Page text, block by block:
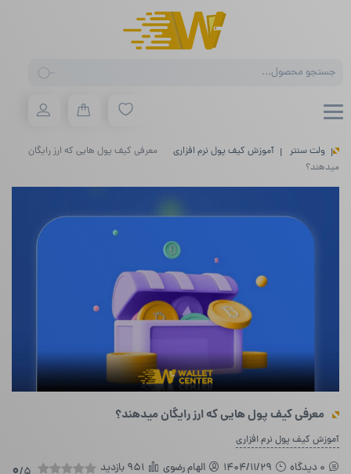
search
ولت سنتر آموزش کیف پول نرم افزاری
معرفی کیف پول هایی که ارز رایگان
میدهند؟
معرفی کیف پول هایی که ارز رایگان میدهند؟
آموزش کیف پول نرم افزاری
0 دیدگاه 1404/11/29 الهام رضوی 951 بازدید